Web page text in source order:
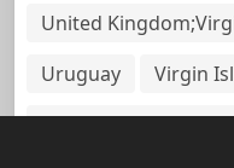
United
Uruguay
Virgin
Virgin Islands, British